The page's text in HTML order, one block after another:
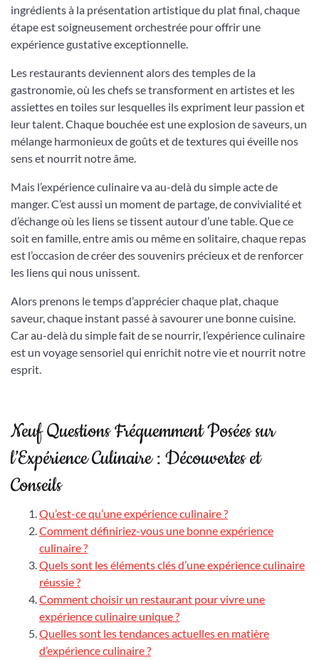
ingrédients à la présentation artistique du plat final, chaque
étape est soigneusement orchestrée pour offrir une
expérience gustative exceptionnelle.
Les restaurants deviennent alors des temples de la
gastronomie, où les chefs se transforment en artistes et les
assiettes en toiles sur lesquelles ils expriment leur passion et
leur talent. Chaque bouchée est une explosion de saveurs, un
mélange harmonieux de goûts et de textures qui éveille nos
sens et nourrit notre âme.
Mais l’expérience culinaire va au-delà du simple acte de
manger. C’est aussi un moment de partage, de convivialité et
d’échange où les liens se tissent autour d’une table. Que ce
soit en famille, entre amis ou même en solitaire, chaque repas
est l’occasion de créer des souvenirs précieux et de renforcer
les liens qui nous unissent.
Alors prenons le temps d’apprécier chaque plat, chaque
saveur, chaque instant passé à savourer une bonne cuisine.
Car au-delà du simple fait de se nourrir, l’expérience culinaire
est un voyage sensoriel qui enrichit notre vie et nourrit notre
esprit.
Neuf Questions Fréquemment Posées sur
l’Expérience Culinaire : Découvertes et
Conseils
Qu’est-ce qu’une expérience culinaire ?
Comment définiriez-vous une bonne expérience
culinaire ?
Quels sont les éléments clés d’une expérience culinaire
réussie ?
Comment choisir un restaurant pour vivre une
expérience culinaire unique ?
Quelles sont les tendances actuelles en matière
d’expérience culinaire ?